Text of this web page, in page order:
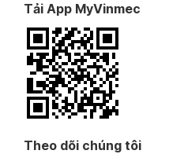
Tải App MyVinmec
Theo dõi chúng tôi